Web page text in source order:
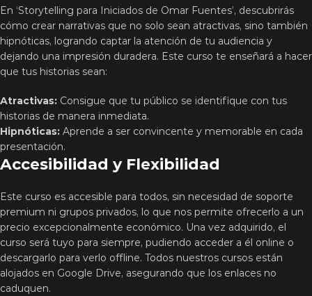
En ‘Storytelling para Iniciados de Omar Fuentes’, descubrirás
cómo crear narrativas que no solo sean atractivas, sino también
hipnóticas, logrando captar la atención de tu audiencia y
dejando una impresión duradera. Este curso te enseñará a hacer
que tus historias sean:
Atractivas: Consigue que tu público se identifique con tus
historias de manera inmediata.
Hipnóticas: Aprende a ser convincente y memorable en cada
presentación.
Accesibilidad y Flexibilidad
Este curso es accesible para todos, sin necesidad de soporte
premium ni grupos privados, lo que nos permite ofrecerlo a un
precio excepcionalmente económico. Una vez adquirido, el
curso será tuyo para siempre, pudiendo acceder a él online o
descargarlo para verlo offline. Todos nuestros cursos están
alojados en Google Drive, asegurando que los enlaces no
caduquen.